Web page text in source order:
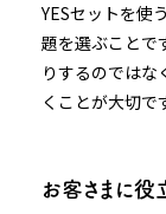
YESセットを使
題を選ぶことで
りするのでは
くことが大切で
お客さまに